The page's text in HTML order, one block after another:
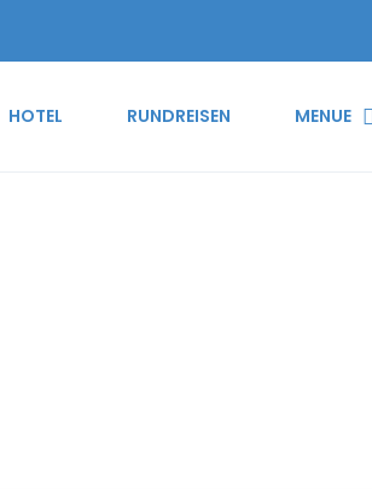
HOTEL RUNDREISEN MENUE